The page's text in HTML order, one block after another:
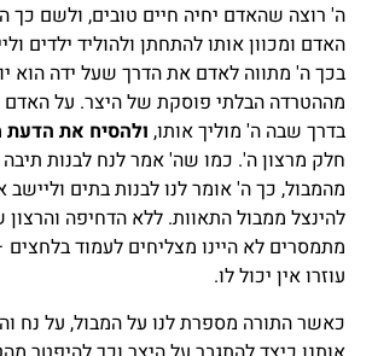
ה' רוצה שהאדם יחיה חיים טובים, ולשם כך
האדם ומכוון אותו להתחתן ולהוליד ילדים
בכך ה' מתווה לאדם את הדרך שעל ידה הוא
מההטרדה הבלתי פוסקת של היצר. על האדם
בדרך שבה ה' מוליך אותו, ולהסיח את הדעת
חלק מרצון ה'. כמו שה' אמר לנח לבנות תיבה
מהמבול, כך ה' אומר לנו לבנות בתים
להינצל ממבול התאוות. ללא הדחיפה והרצון
מתמסרים לא היינו מצליחים לעמוד
עוזרו אין יכול לו.
כאשר התורה מספרת לנו על המבול, על נח